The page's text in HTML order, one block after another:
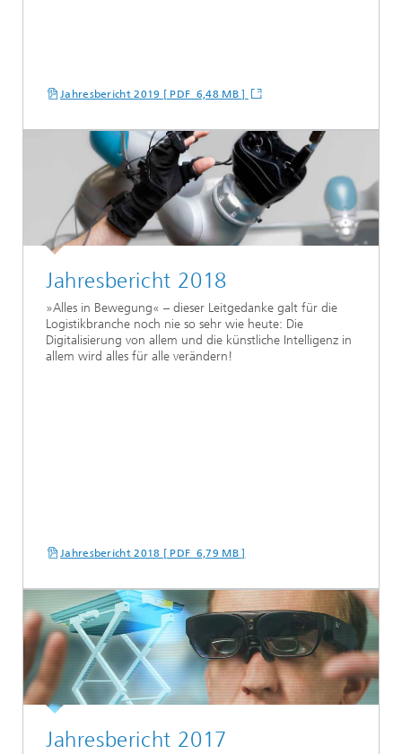
Jahresbericht 2019 [ PDF 6,48 MB ]
Jahresbericht 2018
»Alles in Bewegung« – dieser Leitgedanke galt für die
Logistikbranche noch nie so sehr wie heute: Die
Digitalisierung von allem und die künstliche Intelligenz in
allem wird alles für alle verändern!
Jahresbericht 2018 [ PDF 6,79 MB ]
Jahresbericht 2017